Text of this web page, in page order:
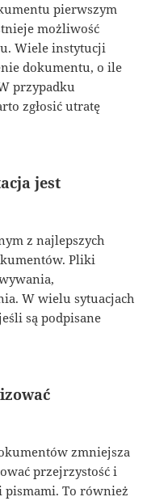
pierwszym
możliwość
Wiele instytucji
dokumentu, o ile
przypadku
zgłosić utratę
jest
z najlepszych
Pliki
W wielu sytuacjach
są podpisane
zmniejsza
przejrzystość i
pismami. To również